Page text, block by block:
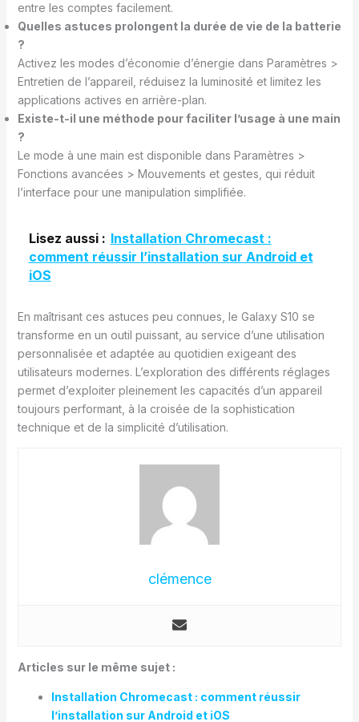
entre les comptes facilement.
Quelles astuces prolongent la durée de vie de la batterie
?
Activez les modes d’économie d’énergie dans Paramètres >
Entretien de l’appareil, réduisez la luminosité et limitez les
applications actives en arrière-plan.
Existe-t-il une méthode pour faciliter l’usage à une main
?
Le mode à une main est disponible dans Paramètres >
Fonctions avancées > Mouvements et gestes, qui réduit
l’interface pour une manipulation simplifiée.
Lisez aussi : Installation Chromecast :
comment réussir l’installation sur Android et
iOS
En maîtrisant ces astuces peu connues, le Galaxy S10 se
transforme en un outil puissant, au service d’une utilisation
personnalisée et adaptée au quotidien exigeant des
utilisateurs modernes. L’exploration des différents réglages
permet d’exploiter pleinement les capacités d’un appareil
toujours performant, à la croisée de la sophistication
technique et de la simplicité d’utilisation.
clémence
Articles sur le même sujet :
Installation Chromecast : comment réussir
l’installation sur Android et iOS